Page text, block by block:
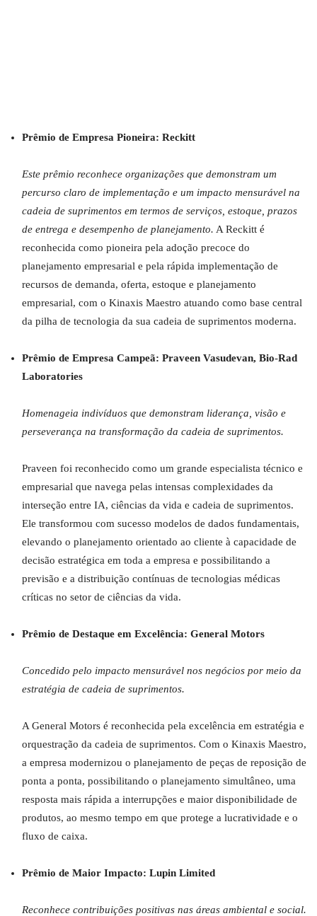
Prêmio de Empresa Pioneira: Reckitt
Este prêmio reconhece organizações que demonstram um
percurso claro de implementação e um impacto mensurável na
cadeia de suprimentos em termos de serviços, estoque, prazos
de entrega e desempenho de planejamento. A Reckitt é
reconhecida como pioneira pela adoção precoce do
planejamento empresarial e pela rápida implementação de
recursos de demanda, oferta, estoque e planejamento
empresarial, com o Kinaxis Maestro atuando como base central
da pilha de tecnologia da sua cadeia de suprimentos moderna.
Prêmio de Empresa Campeã: Praveen Vasudevan, Bio‑Rad
Laboratories
Homenageia indivíduos que demonstram liderança, visão e
perseverança na transformação da cadeia de suprimentos.
Praveen foi reconhecido como um grande especialista técnico e
empresarial que navega pelas intensas complexidades da
interseção entre IA, ciências da vida e cadeia de suprimentos.
Ele transformou com sucesso modelos de dados fundamentais,
elevando o planejamento orientado ao cliente à capacidade de
decisão estratégica em toda a empresa e possibilitando a
previsão e a distribuição contínuas de tecnologias médicas
críticas no setor de ciências da vida.
Prêmio de Destaque em Excelência: General Motors
Concedido pelo impacto mensurável nos negócios por meio da
estratégia de cadeia de suprimentos.
A General Motors é reconhecida pela excelência em estratégia e
orquestração da cadeia de suprimentos. Com o Kinaxis Maestro,
a empresa modernizou o planejamento de peças de reposição de
ponta a ponta, possibilitando o planejamento simultâneo, uma
resposta mais rápida a interrupções e maior disponibilidade de
produtos, ao mesmo tempo em que protege a lucratividade e o
fluxo de caixa.
Prêmio de Maior Impacto: Lupin Limited
Reconhece contribuições positivas nas áreas ambiental e social.